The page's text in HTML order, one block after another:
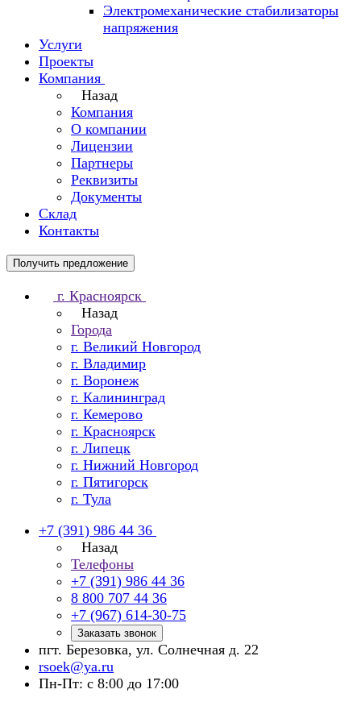
Электромеханические стабилизаторы
напряжения
Услуги
Проекты
Компания
Назад
Компания
О компании
Лицензии
Партнеры
Реквизиты
Документы
Склад
Контакты
Получить предложение
г. Красноярск
Назад
Города
г. Великий Новгород
г. Владимир
г. Воронеж
г. Калининград
г. Кемерово
г. Красноярск
г. Липецк
г. Нижний Новгород
г. Пятигорск
г. Тула
+7 (391) 986 44 36
Назад
Телефоны
+7 (391) 986 44 36
8 800 707 44 36
+7 (967) 614-30-75
Заказать звонок
пгт. Березовка, ул. Солнечная д. 22
rsoek@ya.ru
Пн-Пт: с 8:00 до 17:00